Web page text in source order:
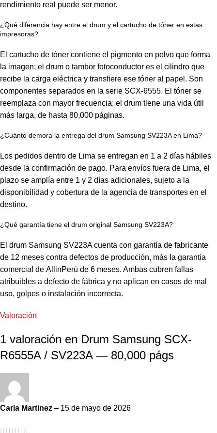
rendimiento real puede ser menor.
¿Qué diferencia hay entre el drum y el cartucho de tóner en estas
impresoras?
El cartucho de tóner contiene el pigmento en polvo que forma
la imagen; el drum o tambor fotoconductor es el cilindro que
recibe la carga eléctrica y transfiere ese tóner al papel. Son
componentes separados en la serie SCX-6555. El tóner se
reemplaza con mayor frecuencia; el drum tiene una vida útil
más larga, de hasta 80,000 páginas.
¿Cuánto demora la entrega del drum Samsung SV223A en Lima?
Los pedidos dentro de Lima se entregan en 1 a 2 días hábiles
desde la confirmación de pago. Para envíos fuera de Lima, el
plazo se amplía entre 1 y 2 días adicionales, sujeto a la
disponibilidad y cobertura de la agencia de transportes en el
destino.
¿Qué garantía tiene el drum original Samsung SV223A?
El drum Samsung SV223A cuenta con garantía de fabricante
de 12 meses contra defectos de producción, más la garantía
comercial de AllinPerú de 6 meses. Ambas cubren fallas
atribuibles a defecto de fábrica y no aplican en casos de mal
uso, golpes o instalación incorrecta.
Valoración
1 valoración en Drum Samsung SCX-
R6555A / SV223A — 80,000 págs
Carla Martinez – 15 de mayo de 2026